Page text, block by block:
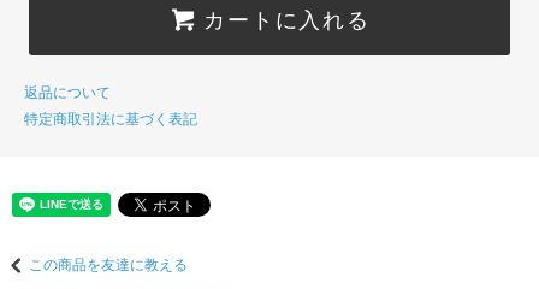
カートに入れる
返品について
特定商取引法に基づく表記
この商品を友達に教える